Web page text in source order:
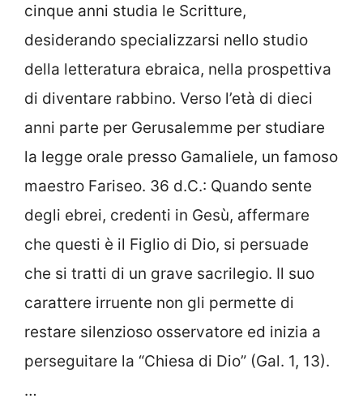
cinque anni studia le Scritture,
desiderando specializzarsi nello studio
della letteratura ebraica, nella prospettiva
di diventare rabbino. Verso l’età di dieci
anni parte per Gerusalemme per studiare
la legge orale presso Gamaliele, un famoso
maestro Fariseo. 36 d.C.: Quando sente
degli ebrei, credenti in Gesù, affermare
che questi è il Figlio di Dio, si persuade
che si tratti di un grave sacrilegio. Il suo
carattere irruente non gli permette di
restare silenzioso osservatore ed inizia a
perseguitare la “Chiesa di Dio” (Gal. 1, 13).
…